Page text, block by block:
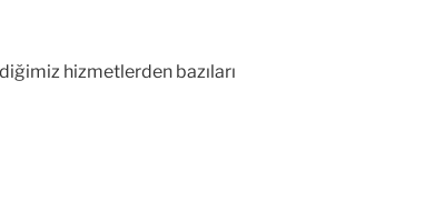
hizmetlerden bazıları